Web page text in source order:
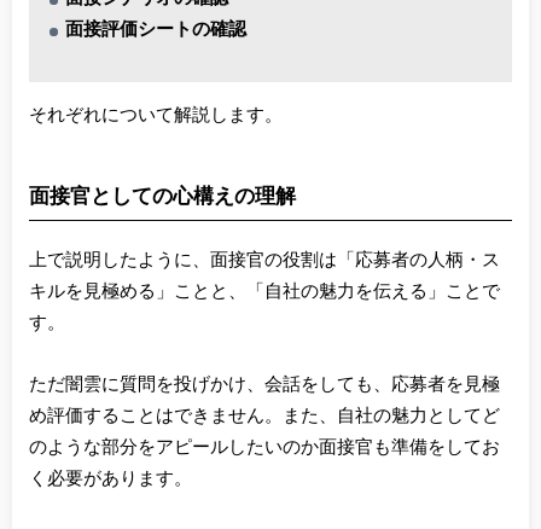
面接評価シートの確認
それぞれについて解説します。
面接官としての心構えの理解
上で説明したように、面接官の役割は「応募者の人柄・ス
キルを見極める」ことと、「自社の魅力を伝える」ことで
す。
ただ闇雲に質問を投げかけ、会話をしても、応募者を見極
め評価することはできません。また、自社の魅力としてど
のような部分をアピールしたいのか面接官も準備をしてお
く必要があります。